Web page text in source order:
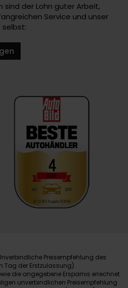
sind der Lohn guter Arbeit,
Service und unser
selbst:
Preisempfehlung des
Tag der Erstzulassung).
die angegebene Ersparnis errechnet
unverbindlichen Preisempfehlung